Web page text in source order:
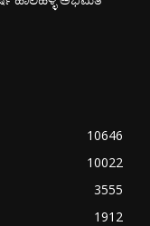
10646
10022
3555
1912